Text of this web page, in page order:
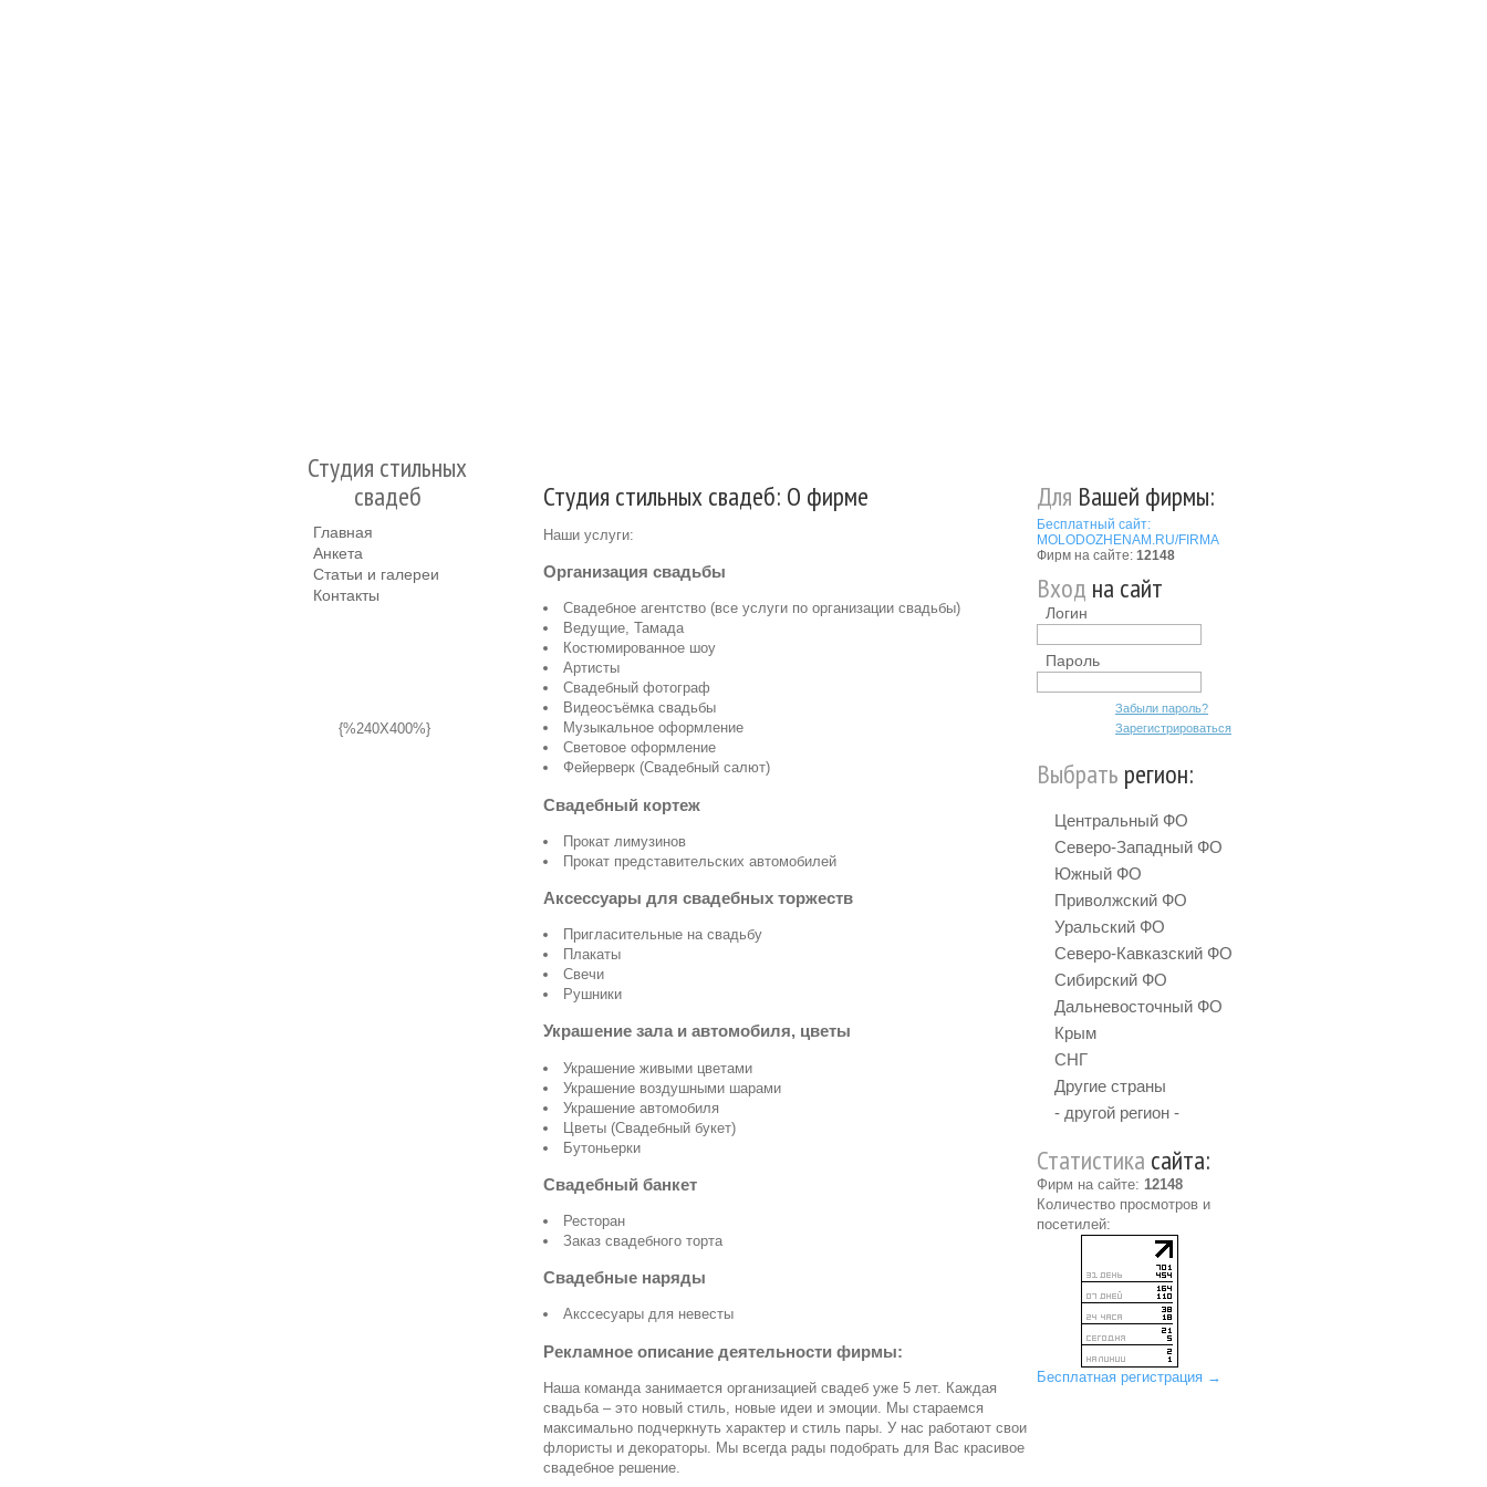
Студия стильных
свадеб
Главная
Анкета
Статьи и галереи
Контакты
{%240X400%}
Студия стильных свадеб: О фирме
Наши услуги:
Организация свадьбы
Свадебное агентство (все услуги по организации свадьбы)
Ведущие, Тамада
Костюмированное шоу
Артисты
Свадебный фотограф
Видеосъёмка свадьбы
Музыкальное оформление
Световое оформление
Фейерверк (Свадебный салют)
Свадебный кортеж
Прокат лимузинов
Прокат представительских автомобилей
Аксессуары для свадебных торжеств
Пригласительные на свадьбу
Плакаты
Свечи
Рушники
Украшение зала и автомобиля, цветы
Украшение живыми цветами
Украшение воздушными шарами
Украшение автомобиля
Цветы (Свадебный букет)
Бутоньерки
Свадебный банкет
Ресторан
Заказ свадебного торта
Свадебные наряды
Акссесуары для невесты
Рекламное описание деятельности фирмы:
Наша команда занимается организацией свадеб уже 5 лет. Каждая
свадьба – это новый стиль, новые идеи и эмоции. Мы стараемся
максимально подчеркнуть характер и стиль пары. У нас работают свои
флористы и декораторы. Мы всегда рады подобрать для Вас красивое
свадебное решение.
Для Вашей фирмы:
Бесплатный сайт:
MOLODOZHENAM.RU/FIRMA
Фирм на сайте: 12148
Вход на сайт
Логин
Пароль
Забыли пароль?
Зарегистрироваться
Выбрать регион:
Центральный ФО
Северо-Западный ФО
Южный ФО
Приволжский ФО
Уральский ФО
Северо-Кавказский ФО
Сибирский ФО
Дальневосточный ФО
Крым
СНГ
Другие страны
- другой регион -
Статистика сайта:
Фирм на сайте: 12148
Количество просмотров и
посетилей:
Бесплатная регистрация →